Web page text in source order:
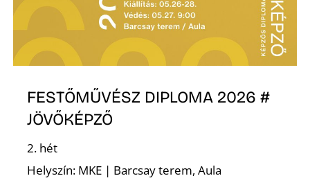
FESTŐMŰVÉSZ DIPLOMA 2026 #
JÖVŐKÉPZŐ
2. hét
Helyszín: MKE | Barcsay terem, Aula